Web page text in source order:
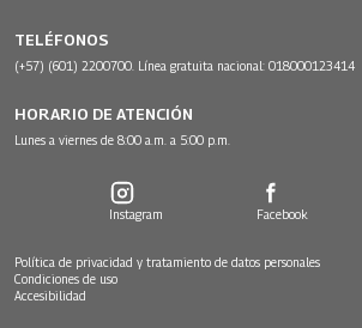
TELÉFONOS
(+57) (601) 2200700. Línea gratuita nacional: 018000123414
HORARIO DE ATENCIÓN
Lunes a viernes de 8:00 a.m. a 5:00 p.m.
Instagram Facebook
Política de privacidad y tratamiento de datos personales
Condiciones de uso
Accesibilidad